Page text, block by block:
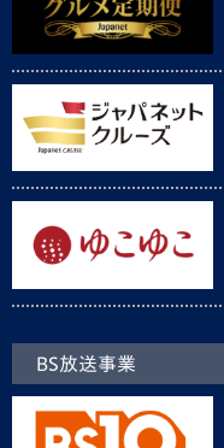
BS放送事業